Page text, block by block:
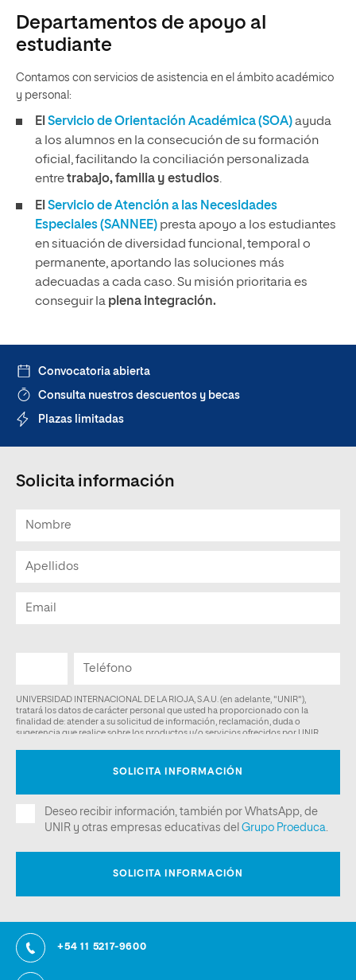
Departamentos de apoyo al
estudiante
Contamos con servicios de asistencia en el ámbito académico
y personal:
El Servicio de Orientación Académica (SOA)ayuda
a los alumnos en la consecución de su formación
oficial, facilitando la conciliación personalizada
entretrabajo, familia y estudios.
El Servicio de Atención a las Necesidades
Especiales (SANNEE) presta apoyo a los estudiantes
en situación de diversidad funcional, temporal o
permanente, aportando las soluciones más
adecuadas a cada caso. Su misión prioritaria es
conseguir la plena integración.
Convocatoria abierta
Consulta nuestros descuentos y becas
Plazas limitadas
Solicita información
+54 11 5217-9600